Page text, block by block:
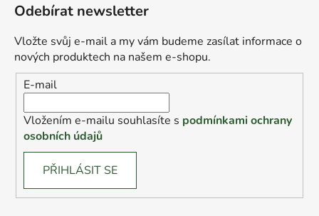
Odebírat newsletter
Vložte svůj e-mail a my vám budeme zasílat informace o
nových produktech na našem e-shopu.
E-mail
Vložením e-mailu souhlasíte s podmínkami ochrany
osobních údajů
PŘIHLÁSIT SE